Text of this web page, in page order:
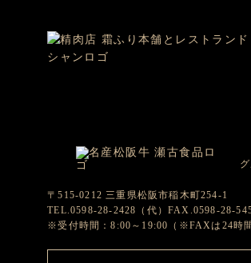
〒515-0212 三重県松阪市稲木町254-1
TEL.0598-28-2428（代）FAX.0598-28-
※受付時間：8:00～19:00（※FAXは24時間